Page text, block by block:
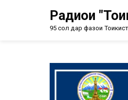
Радиои
95 сол дар фазои